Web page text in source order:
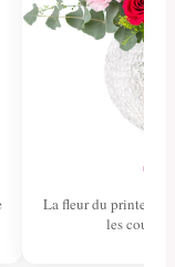
La fleur du
les